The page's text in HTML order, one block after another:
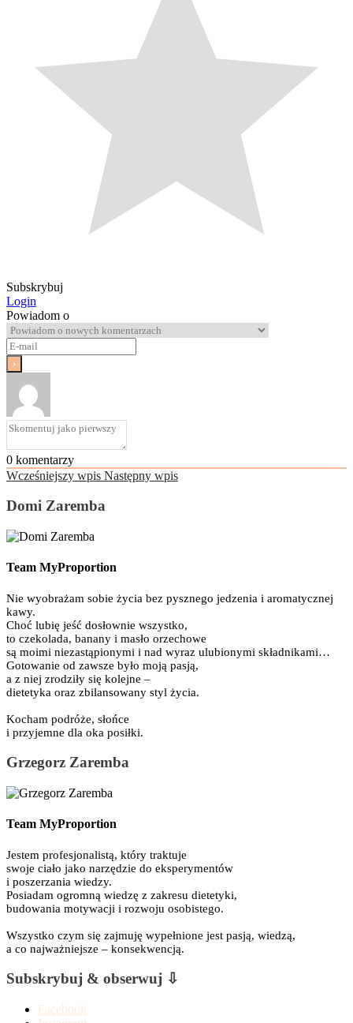
Subskrybuj
Login
Powiadom o
0 komentarzy
Wcześniejszy wpis Następny wpis
Domi Zaremba
Team MyProportion
Nie wyobrażam sobie życia bez pysznego jedzenia i aromatycznej
kawy.
Choć lubię jeść dosłownie wszystko,
to czekolada, banany i masło orzechowe
są moimi niezastąpionymi i nad wyraz ulubionymi składnikami…
Gotowanie od zawsze było moją pasją,
a z niej zrodziły się kolejne –
dietetyka oraz zbilansowany styl życia.
Kocham podróże, słońce
i przyjemne dla oka posiłki.
Grzegorz Zaremba
Team MyProportion
Jestem profesjonalistą, który traktuje
swoje ciało jako narzędzie do eksperymentów
i poszerzania wiedzy.
Posiadam ogromną wiedzę z zakresu dietetyki,
budowania motywacji i rozwoju osobistego.
Wszystko czym się zajmuję wypełnione jest pasją, wiedzą,
a co najważniejsze – konsekwencją.
Subskrybuj & obserwuj ⇩
Facebook